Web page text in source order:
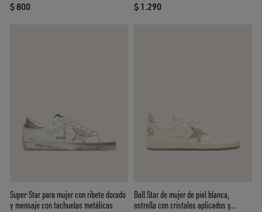
$ 800 $ 1.290
Super-Star para mujer con ribete dorado
y mensaje con tachuelas metálicas
Ball Star de mujer de piel blanca,
estrella con cristales aplicados y